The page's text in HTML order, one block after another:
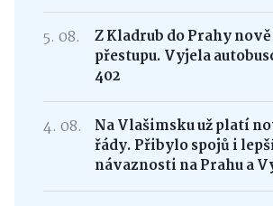
5. 08.
Z Kladrub do Prahy nově
přestupu. Vyjela
402
4. 08.
Na Vlašimsku už platí
řády. Přibylo spojů i
návaznosti na Prahu a